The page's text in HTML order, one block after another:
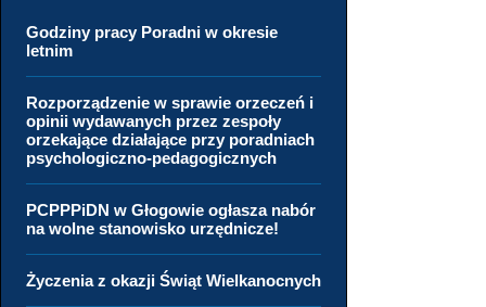
Godziny pracy Poradni w okresie
letnim
Rozporządzenie w sprawie orzeczeń i
opinii wydawanych przez zespoły
orzekające działające przy poradniach
psychologiczno-pedagogicznych
PCPPPiDN w Głogowie ogłasza nabór
na wolne stanowisko urzędnicze!
Życzenia z okazji Świąt Wielkanocnych